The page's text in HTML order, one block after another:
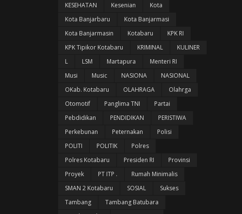
KESEHATAN
Kesenian
Kota
Kota Banjarbaru
Kota Banjarmasi
Kota Banjarmasin
Kotabaru
KPK RI
KPK Tipikor Kotabaru
KRIMINAL
KULINER
L
LSM Martapura
Menteri RI
Musi
Music NASIONA
NASIONAL
OKab. Kotabaru
OLAHRAGA
Olahrga
Otomotif
Panglima TNI
Partai
Pebdidikan
PENDIDIKAN
PERISTIWA
Perkebunan
Peternakan
Polisi
POLITI
POLITIK
Polres
Polres Kotabaru
Presiden RI
Provinsi
Proyek
PT ITP .
Rumah Minimalis
SMAN 2 Kotabaru
SOSIAL
Sukses
Tambang
Tambang Batubara